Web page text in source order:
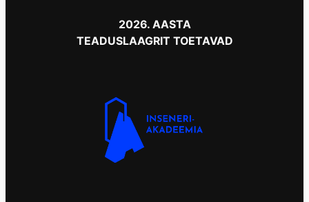
2026. AASTA
TEADUSLAAGRIT TOETAVAD